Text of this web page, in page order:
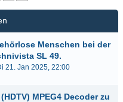
Menschen bei der
SL 49.
21. Jan 2025, 22:00
MPEG4 Decoder zu